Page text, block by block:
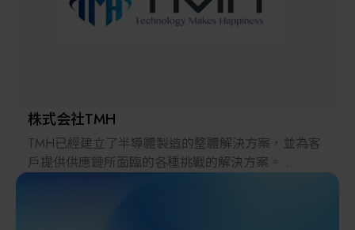
株式会社TMH
TMH已經建立了半導體製造的整體解決方案，並為客
戶提供供應鏈所面臨的各種挑戰的解決方案。
其他